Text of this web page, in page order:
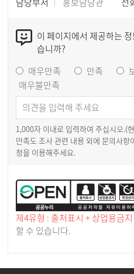
이 페이지에서 제공하는
습니까?
매우만족
만족
매우불만족
1,000자 이내로 입력하여 주십시오.(
만족도 조사 관련 내용 외에 문의사
청을 이용해주세요.
제4유형 : 출처표시 + 상업용금
할 수 있습니다.